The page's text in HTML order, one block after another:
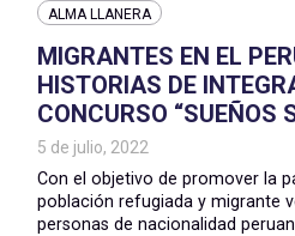
ALMA LLANERA
MIGRANTES EN EL
HISTORIAS DE
CONCURSO “SUEÑOS
5 de julio, 2022
Con el objetivo de promover la
población refugiada y migrante
personas de nacionalidad